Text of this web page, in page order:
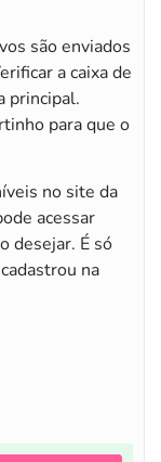
são enviados
a caixa de
principal.
para que o
no site da
acessar
desejar. É só
na